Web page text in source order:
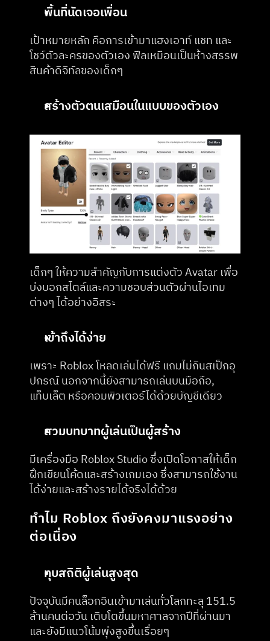
พื้นที่นัดเจอเพื่อน
เป้าหมายหลัก คือการเข้ามาแฮงเอาท์ แชท และ
โชว์ตัวละครของตัวเอง ฟีลเหมือนเป็นห้างสรรพ
สินค้าดิจิทัลของเด็กๆ
สร้างตัวตนเสมือนในแบบของตัวเอง
เด็กๆ ให้ความสำคัญกับการแต่งตัว Avatar เพื่อ
บ่งบอกสไตล์และความชอบส่วนตัวผ่านไอเทม
ต่างๆ ได้อย่างอิสระ
เข้าถึงได้ง่าย
เพราะ Roblox โหลดเล่นได้ฟรี แถมไม่กินสเป็กอุ
ปกรณ์ นอกจากนี้ยังสามารถเล่นบนมือถือ,
แท็บเล็ต หรือคอมพิวเตอร์ได้ด้วยบัญชีเดียว
สวมบทบาทผู้เล่นเป็นผู้สร้าง
มีเครื่องมือ Roblox Studio ซึ่งเปิดโอกาสให้เด็ก
ฝึกเขียนโค้ดและสร้างเกมเอง ซึ่งสามารถใช้งาน
ได้ง่ายและสร้างรายได้จริงได้ด้วย
ทำไม Roblox ถึงยังคงมาแรงอย่าง
ต่อเนื่อง
ทุบสถิติผู้เล่นสูงสุด
ปัจจุบันมีคนล็อกอินเข้ามาเล่นทั่วโลกทะลุ 151.5
ล้านคนต่อวัน เติบโตขึ้นมหาศาลจากปีที่ผ่านมา
และยังมีแนวโน้มพุ่งสูงขึ้นเรื่อยๆ